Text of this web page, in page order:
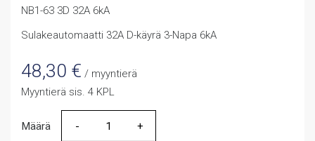
NB1-63 3D 32A 6kA
Sulakeautomaatti 32A D-käyrä 3-Napa 6kA
48,30 € / myyntierä
Myyntierä sis. 4 KPL
Määrä
Määrä